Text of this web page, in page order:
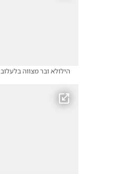
הילולא ובר מצווה בלעלוב